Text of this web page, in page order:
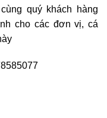
quý khách hàng
cho các đơn vị, cá